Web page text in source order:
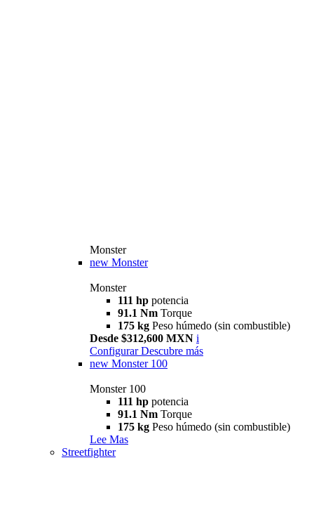
Monster
new Monster
Monster
111 hp potencia
91.1 Nm Torque
175 kg Peso húmedo (sin combustible)
Desde $312,600 MXN i
Configurar Descubre más
new Monster 100
Monster 100
111 hp potencia
91.1 Nm Torque
175 kg Peso húmedo (sin combustible)
Lee Mas
Streetfighter